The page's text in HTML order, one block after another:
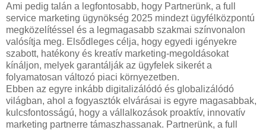
Ami pedig talán a legfontosabb, hogy Partnerünk, a full
service marketing ügynökség 2025 mindezt ügyfélközpontú
megközelítéssel és a legmagasabb szakmai színvonalon
valósítja meg. Elsődleges célja, hogy egyedi igényekre
szabott, hatékony és kreatív marketing-megoldásokat
kínáljon, melyek garantálják az ügyfelek sikerét a
folyamatosan változó piaci környezetben.
Ebben az egyre inkább digitalizálódó és globalizálódó
világban, ahol a fogyasztók elvárásai is egyre magasabbak,
kulcsfontosságú, hogy a vállalkozások proaktív, innovatív
marketing partnerre támaszhassanak. Partnerünk, a full